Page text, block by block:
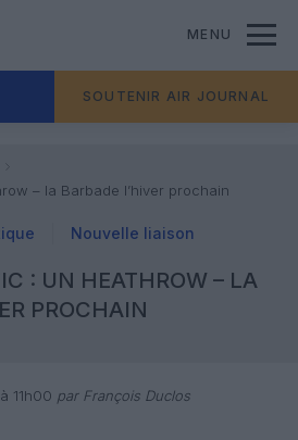
MENU
SOUTENIR AIR JOURNAL
– la Barbade l’hiver prochain
Nouvelle liaison
: UN HEATHROW – LA
PROCHAIN
11h00 par François Duclos